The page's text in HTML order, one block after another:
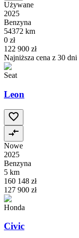
Używane
2025
Benzyna
54372 km
0 zł
122 900 zł
Najniższa cena z 30 dni
Seat
Leon
Nowe
2025
Benzyna
5 km
160 148 zł
127 900 zł
Honda
Civic